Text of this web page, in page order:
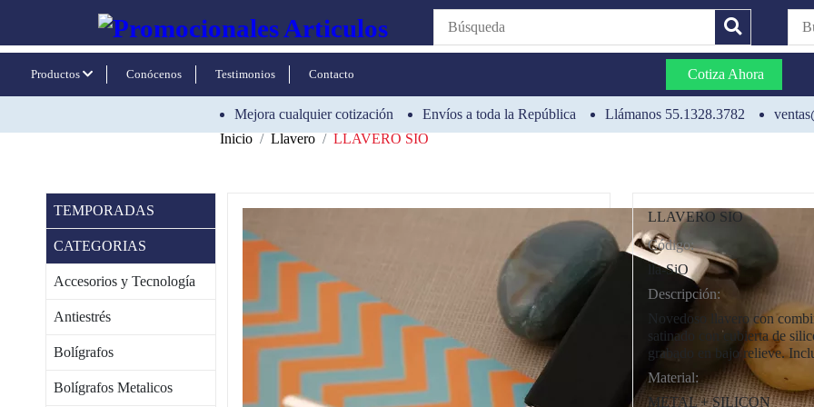
Productos Conócenos Testimonios Contacto Cotiza Ahora
Mejora cualquier cotización Envíos a toda la República Llámanos 55.1328.3782
Inicio
Llavero LLAVERO SIO
TEMPORADAS
CATEGORIAS
Accesorios y Tecnología
Antiestrés
Bolígrafos
Bolígrafos Metalicos
LLAVERO SIO
Código:CAT0003
lla-SiO
Descripción:
Novedoso llavero con
satinado con cubierta de
grabado en bajo relieve.
Material:
METAL + SILICON